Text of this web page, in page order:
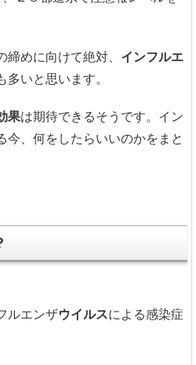
めに向けて絶対、 インフルエ
いと思います。
果は期待できるそうです。イン
今、何をしたらいいのかをまと
ルエンザウイルスによる感染症